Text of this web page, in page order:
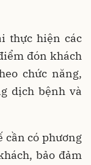
thực hiện các
đón khách
chức năng,
dịch bệnh và
cần có phương
bảo đảm